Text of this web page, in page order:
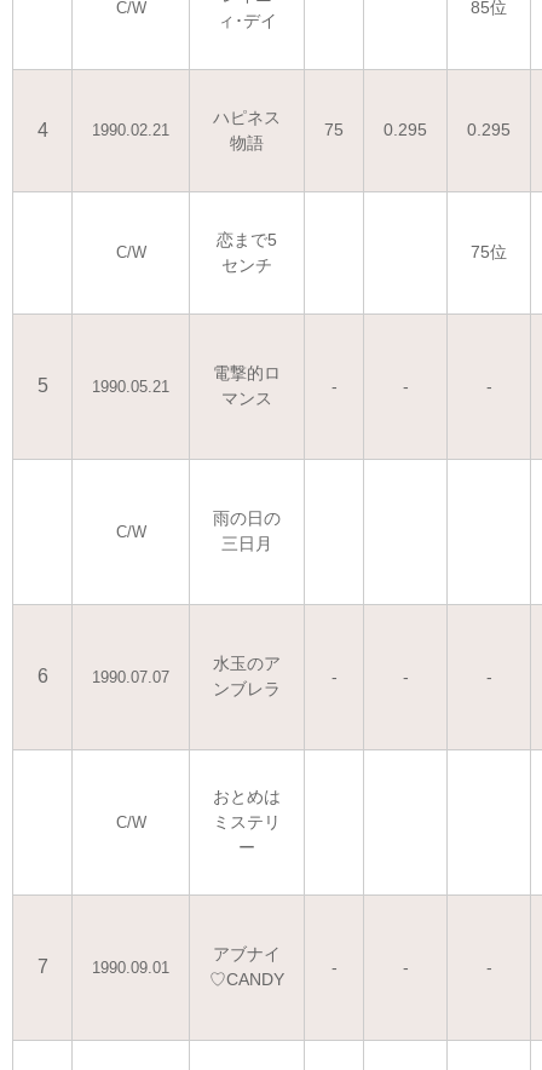
C/W
ィ･デイ
85位
4 1990.02.21
ハピネス
物語
75 0.295 0.295
C/W
恋まで5
センチ
75位
5 1990.05.21
電撃的ロ
マンス
- - -
C/W
雨の日の
三日月
6 1990.07.07
水玉のア
ンブレラ
- - -
C/W
おとめは
ミステリ
ー
7 1990.09.01
アブナイ
♡CANDY
- - -